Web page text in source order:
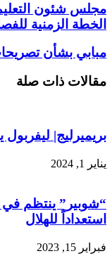
مجلس شئون
الخطة الزمنية
مبابي بشأن
مقالات ذات صلة
بريميرليج|
يناير 1, 2024
“شوبير” ينتظم في
استعداداً للهلال
فبراير 15, 2023